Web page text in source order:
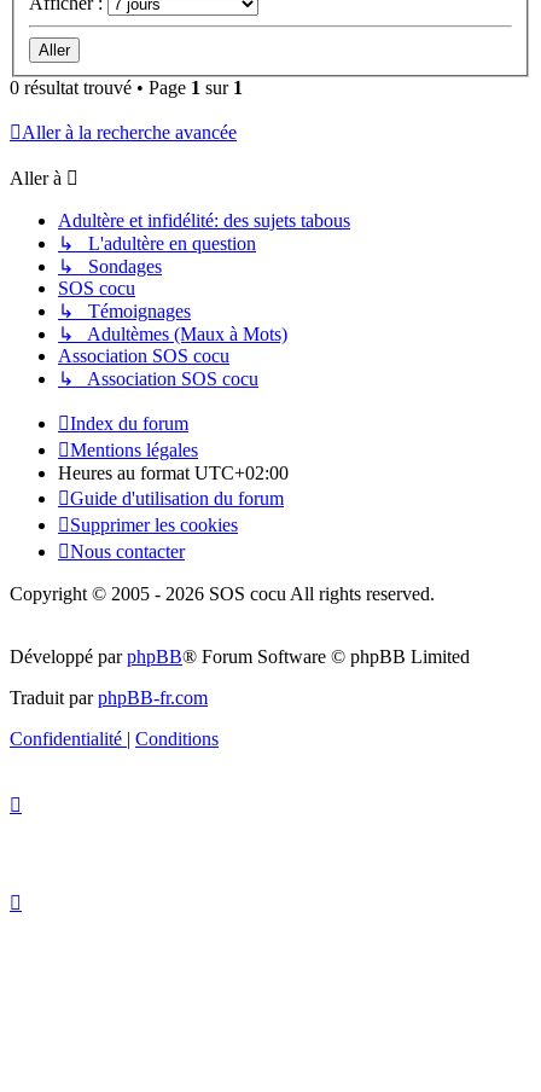
0 résultat trouvé • Page 1 sur 1
Aller à la recherche avancée
Aller à
Adultère et infidélité: des sujets tabous
↳ L'adultère en question
↳ Sondages
SOS cocu
↳ Témoignages
↳ Adultèmes (Maux à Mots)
Association SOS cocu
↳ Association SOS cocu
Index du forum
Mentions légales
Heures au format UTC+02:00
Guide d'utilisation du forum
Supprimer les cookies
Nous contacter
Copyright © 2005 - 2026 SOS cocu All rights reserved.
Développé parphpBB® Forum Software © phpBB Limited
Traduit parphpBB-fr.com
Confidentialité | Conditions